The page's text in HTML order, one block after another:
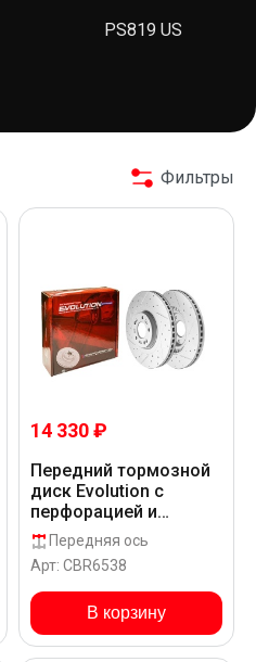
PS819 US
Фильтры
14 330 ₽
Передний тормозной
диск Evolution с
перфорацией и
насечками в покрытии
GEOMET для Hyundai
PALISADE PS819
Передняя ось
Арт: CBR6538
В корзину